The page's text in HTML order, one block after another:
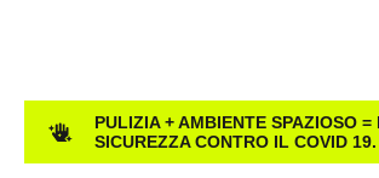
PULIZIA + AMBIENTE SPAZIOSO =
SICUREZZA CONTRO IL COVID 19.